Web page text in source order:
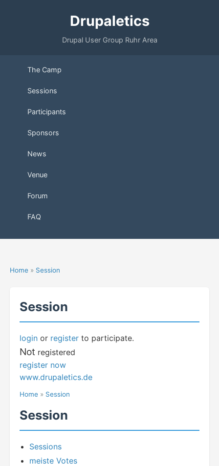
Drupaletics
Drupal User Group Ruhr Area
The Camp
Sessions
Participants
Sponsors
News
Venue
Forum
FAQ
Home » Session
Session
login or register to participate.
Not registered
register now
www.drupaletics.de
Home » Session
Session
Sessions
meiste Votes